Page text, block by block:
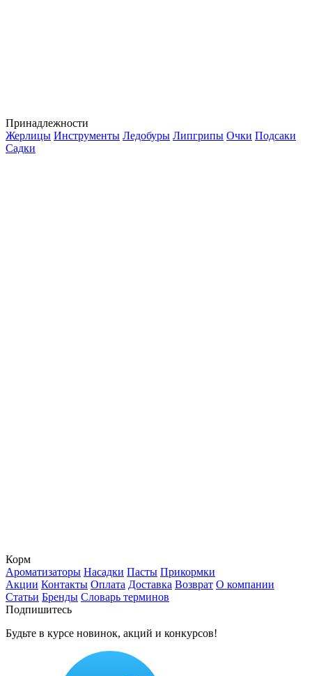
Принадлежности
Жерлицы Инструменты Ледобуры Липгрипы Очки Подсаки
Садки
Корм
Ароматизаторы Насадки Пасты Прикормки
Акции Контакты Оплата Доставка Возврат О компании
Статьи Бренды Словарь терминов
Подпишитесь
Будьте в курсе новинок, акций и конкурсов!